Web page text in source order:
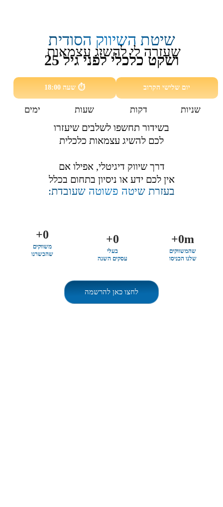
שיטת השיווק הסודית
שעזרה לי להשיג עצמאות
ושקט כלכלי לפני גיל 25
יום שלישי הקרוב ⏱️ שעה 18:00
ימים שעות דקות שניות
בשידור תחשפו לשלבים שיעזרו
לכם להשיג עצמאות כלכלית
דרך שיווק דיגיטלי, אפילו אם
אין לכם ידע או ניסיון בתחום בכלל
בעזרת שיטה פשוטה שעובדת:
m
0
+
שהמשווקים
שלנו הכניסו
0
+
בעלי
עסקים השנה
0
+
משווקים
שהכשרנו
לחצו כאן להרשמה